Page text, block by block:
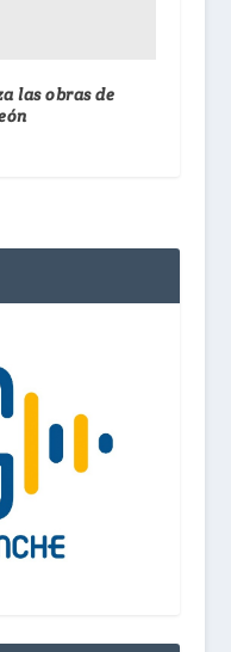
las obras de